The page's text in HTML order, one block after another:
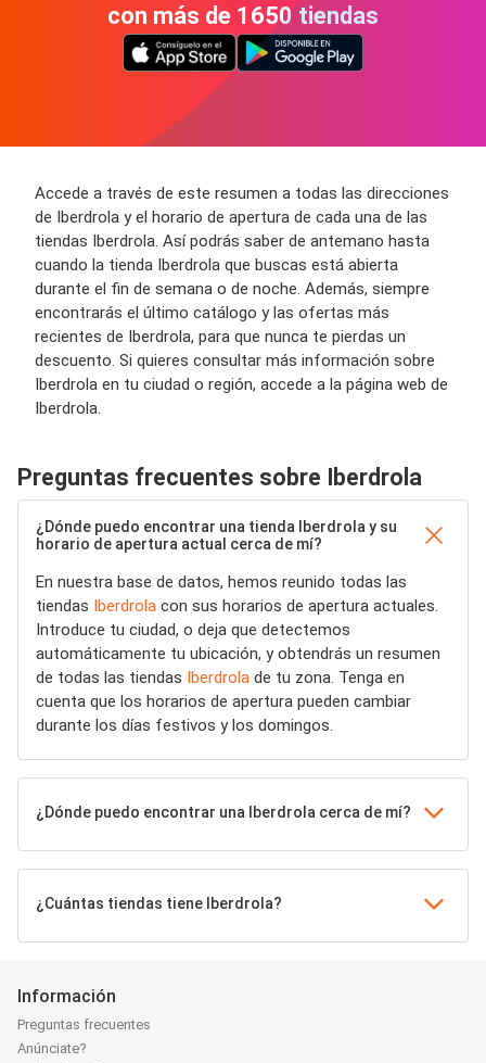
con más de 1650 tiendas
Accede a través de este resumen a todas las direcciones
de Iberdrola y el horario de apertura de cada una de las
tiendas Iberdrola. Así podrás saber de antemano hasta
cuando la tienda Iberdrola que buscas está abierta
durante el fin de semana o de noche. Además, siempre
encontrarás el último catálogo y las ofertas más
recientes de Iberdrola, para que nunca te pierdas un
descuento. Si quieres consultar más información sobre
Iberdrola en tu ciudad o región, accede a la página web de
Iberdrola.
Preguntas frecuentes sobre Iberdrola
¿Dónde puedo encontrar una tienda Iberdrola y su
horario de apertura actual cerca de mí?
En nuestra base de datos, hemos reunido todas las
tiendas Iberdrola con sus horarios de apertura actuales.
Introduce tu ciudad, o deja que detectemos
automáticamente tu ubicación, y obtendrás un resumen
de todas las tiendas Iberdrola de tu zona. Tenga en
cuenta que los horarios de apertura pueden cambiar
durante los días festivos y los domingos.
¿Dónde puedo encontrar una Iberdrola cerca de mí?
¿Cuántas tiendas tiene Iberdrola?
Información
Preguntas frecuentes
Anúnciate?